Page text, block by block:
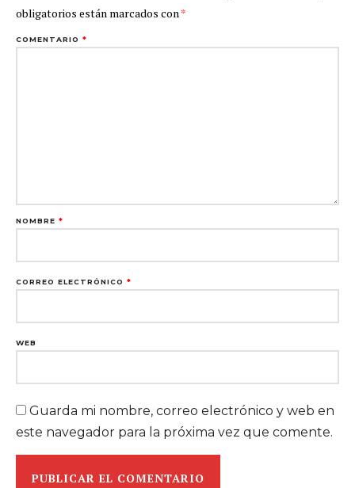
obligatorios están marcados con*
COMENTARIO *
NOMBRE *
CORREO ELECTRÓNICO *
WEB
Guarda mi nombre, correo electrónico y web en
este navegador para la próxima vez que comente.